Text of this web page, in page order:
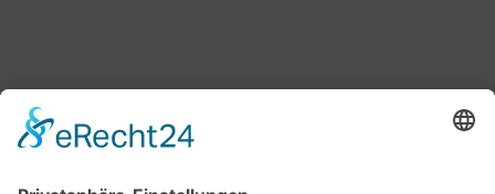
Bärbel Bas